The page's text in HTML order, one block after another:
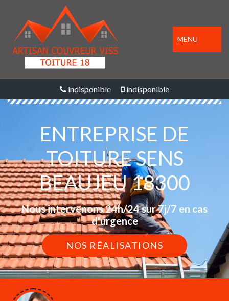
MENU
indisponible indisponible
ENTREPRISE DE
TOITURE SENS
BEAUJEU 18300
Nous intervenons 24h/24 sur 7j/7 en cas
d'urgence
NOS RÉALISATIONS